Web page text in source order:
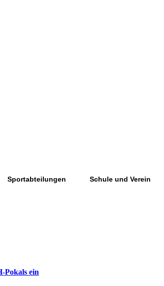
Sportabteilungen Schule und Verein
Pokals ein